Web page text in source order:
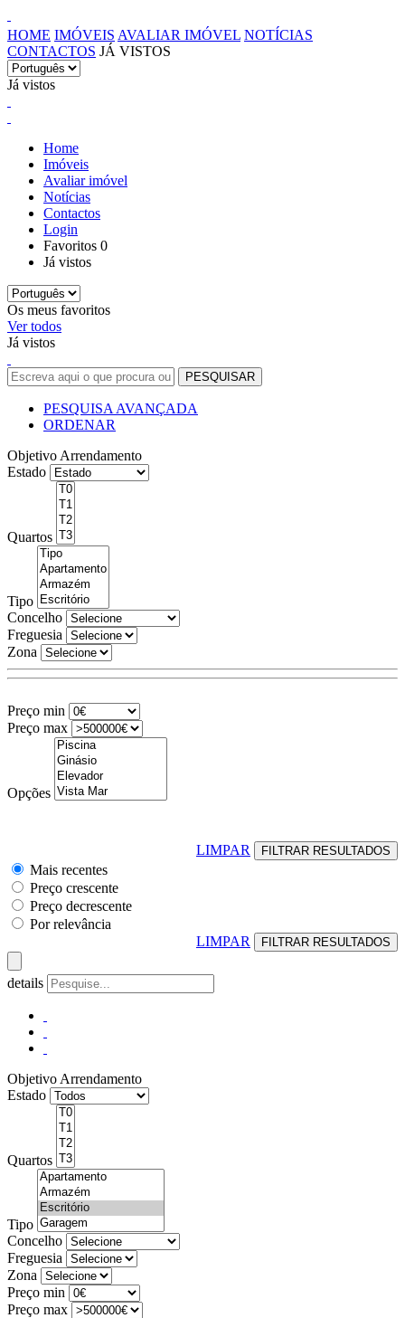
HOME IMÓVEIS AVALIAR IMÓVEL NOTÍCIAS
CONTACTOS JÁ VISTOS
Já vistos
Home
Imóveis
Avaliar imóvel
Notícias
Contactos
Login
Favoritos 0
Já vistos
Os meus favoritos
Ver todos
Já vistos
PESQUISA AVANÇADA
ORDENAR
Objetivo Arrendamento
Estado
Quartos
Tipo
Concelho
Freguesia
Zona
Preço min
Preço max
Opções
LIMPAR
Mais recentes
Preço crescente
Preço decrescente
Por relevância
LIMPAR
details
Objetivo Arrendamento
Estado
Quartos
Tipo
Concelho
Freguesia
Zona
Preço min
Preço max